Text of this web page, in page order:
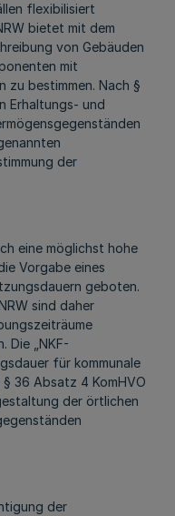
flexibilisiert
bietet mit dem
von Gebäuden
mit
zu bestimmen. Nach §
Erhaltungs- und
der
eine möglichst hohe
Vorgabe eines
geboten.
sind daher
Die „NKF-
für kommunale
36 Absatz 4 KomHVO
der örtlichen
der